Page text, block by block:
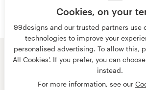
Cookies, on your
99designs and our trusted partners use
technologies to improve your
personalised advertising. To allow this,
All Cookies'. If you prefer, you can
instead.
For more information, see our
© 99designs
door
Algemene voorwaarden